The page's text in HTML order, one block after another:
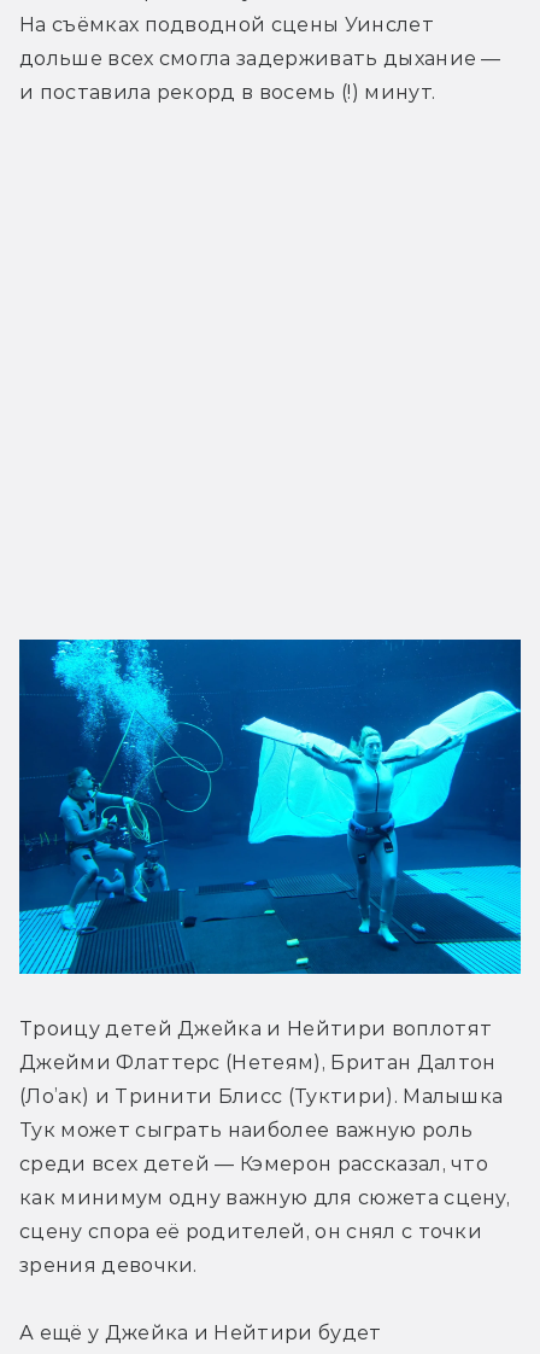
На съёмках подводной сцены Уинслет
дольше всех смогла задерживать дыхание —
и поставила рекорд в восемь (!) минут.
Троицу детей Джейка и Нейтири воплотят
Джейми Флаттерс (Нетеям), Британ Далтон
(Ло’ак) и Тринити Блисс (Туктири). Малышка
Тук может сыграть наиболее важную роль
среди всех детей — Кэмерон рассказал, что
как минимум одну важную для сюжета сцену,
сцену спора её родителей, он снял с точки
зрения девочки.
А ещё у Джейка и Нейтири будет